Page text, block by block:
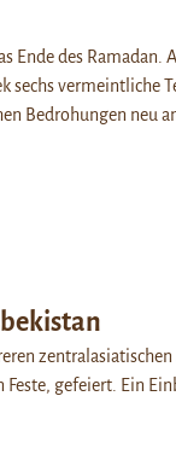
Ende des Ramadan.
sechs vermeintliche
Bedrohungen neu
gefeiert. Ein